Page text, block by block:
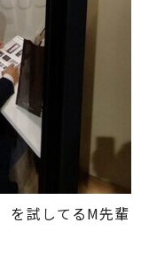
を試してるM先輩